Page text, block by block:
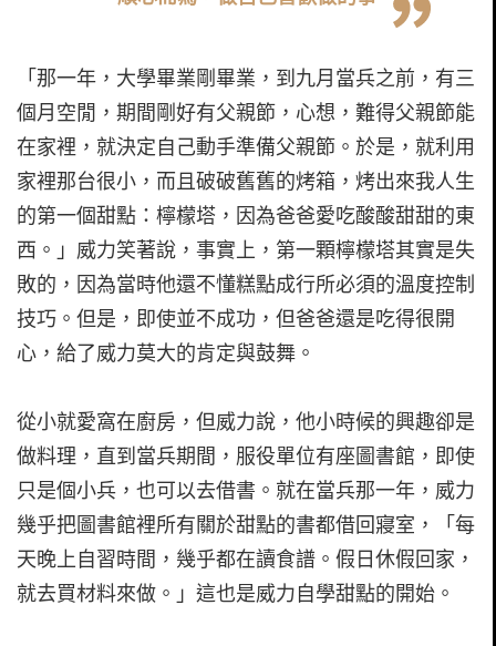
「那一年，大學畢業剛畢業，到九月當兵之前，有三
個月空閒，期間剛好有父親節，心想，難得父親節能
在家裡，就決定自己動手準備父親節。於是，就利用
家裡那台很小，而且破破舊舊的烤箱，烤出來我人生
的第一個甜點：檸檬塔，因為爸爸愛吃酸酸甜甜的東
西。」威力笑著說，事實上，第一顆檸檬塔其實是失
敗的，因為當時他還不懂糕點成行所必須的溫度控制
技巧。但是，即使並不成功，但爸爸還是吃得很開
心，給了威力莫大的肯定與鼓舞。
從小就愛窩在廚房，但威力說，他小時候的興趣卻是
做料理，直到當兵期間，服役單位有座圖書館，即使
只是個小兵，也可以去借書。就在當兵那一年，威力
幾乎把圖書館裡所有關於甜點的書都借回寢室，「每
天晚上自習時間，幾乎都在讀食譜。假日休假回家，
就去買材料來做。」這也是威力自學甜點的開始。